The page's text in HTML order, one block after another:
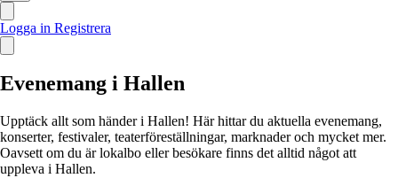
Logga in Registrera
Evenemang i Hallen
Upptäck allt som händer i Hallen! Här hittar du aktuella evenemang,
konserter, festivaler, teaterföreställningar, marknader och mycket mer.
Oavsett om du är lokalbo eller besökare finns det alltid något att
uppleva i Hallen.